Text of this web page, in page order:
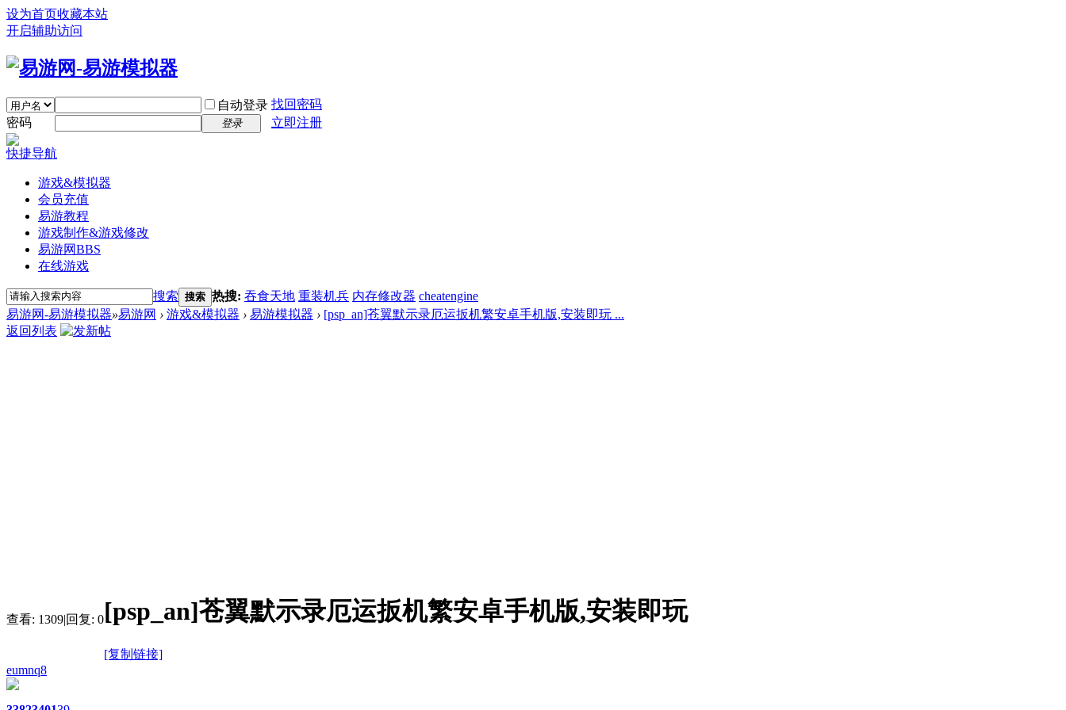
设为首页收藏本站
开启辅助访问
自动登录 找回密码
密码
登录 立即注册
快捷导航
游戏&模拟器
会员充值
易游教程
游戏制作&游戏修改
易游网BBS
在线游戏
搜索 搜索 热搜: 吞食天地 重装机兵 内存修改器 cheatengine
易游网-易游模拟器»易游网 › 游戏&模拟器 › 易游模拟器 › [psp_an]苍翼默示录厄运扳机繁安卓手机版,安装即玩 ...
返回列表
查看: 1309|回复: 0[psp_an]苍翼默示录厄运扳机繁安卓手机版,安装即玩
[复制链接]
eumnq8